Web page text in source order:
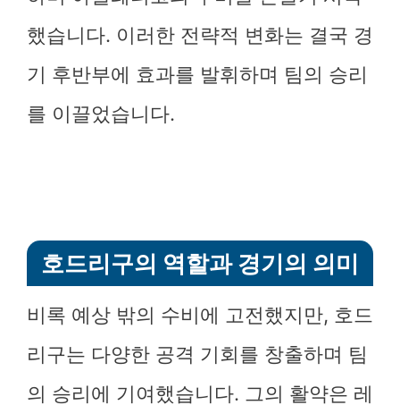
했습니다. 이러한 전략적 변화는 결국 경
기 후반부에 효과를 발휘하며 팀의 승리
를 이끌었습니다.
호드리구의 역할과 경기의 의미
비록 예상 밖의 수비에 고전했지만, 호드
리구는 다양한 공격 기회를 창출하며 팀
의 승리에 기여했습니다. 그의 활약은 레